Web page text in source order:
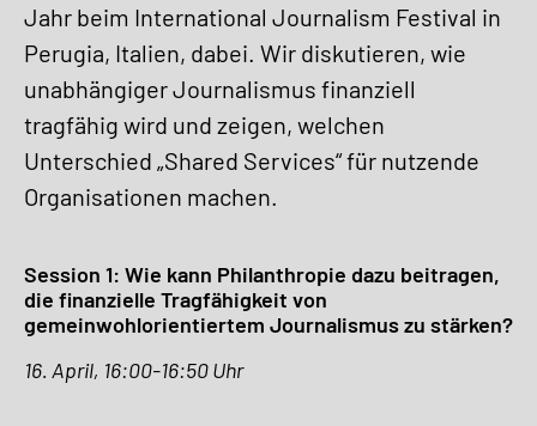
Jahr beim International Journalism Festival in
Perugia, Italien, dabei. Wir diskutieren, wie
unabhängiger Journalismus finanziell
tragfähig wird und zeigen, welchen
Unterschied „Shared Services“ für nutzende
Organisationen machen.
Session 1: Wie kann Philanthropie dazu beitragen,
die finanzielle Tragfähigkeit von
gemeinwohlorientiertem Journalismus zu stärken?
16. April, 16:00-16:50 Uhr